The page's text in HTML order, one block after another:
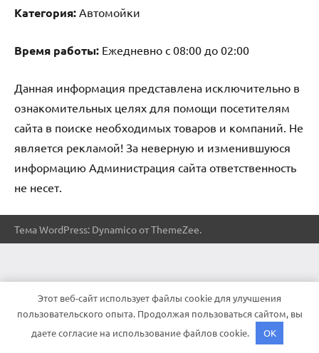
Категория: Автомойки
Время работы: Ежедневно с 08:00 до 02:00
Данная информация представлена исключительно в
ознакомительных целях для помощи посетителям
сайта в поиске необходимых товаров и компаний. Не
является рекламой! За неверную и изменившуюся
информацию Администрация сайта ответственность
не несет.
Тема WordPress: Dynamico от ThemeZee.
Этот веб-сайт использует файлы cookie для улучшения
пользовательского опыта. Продолжая пользоваться сайтом, вы
даете согласие на использование файлов cookie.
OK